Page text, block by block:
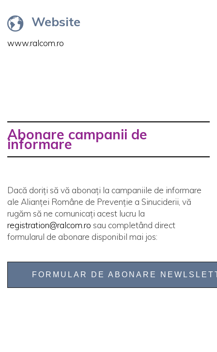
Website
www.ralcom.ro
Abonare campanii de
informare
Dacă doriți să vă abonați la campaniile de informare
ale Alianței Române de Prevenție a Sinuciderii, vă
rugăm să ne comunicați acest lucru la
registration@ralcom.ro sau completând direct
formularul de abonare disponibil mai jos:
FORMULAR DE ABONARE